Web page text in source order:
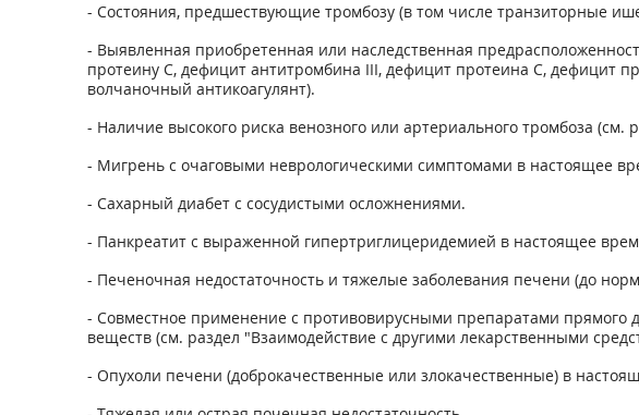
- Состояния, предшествующие тромбозу (в том числе транзиторные
- Выявленная приобретенная или наследственная
протеину С, дефицит антитромбина III, дефицит протеина С, дефицит
волчаночный антикоагулянт).
- Наличие высокого риска венозного или артериального тромбоза (см.
- Мигрень с очаговыми неврологическими симптомами в настоящее
- Сахарный диабет с сосудистыми осложнениями.
- Панкреатит с выраженной гипертриглицеридемией в настоящее
- Печеночная недостаточность и тяжелые заболевания печени (до
- Совместное применение с противовирусными препаратами
веществ (см. раздел "Взаимодействие с другими лекарственными
- Опухоли печени (доброкачественные или злокачественные) в